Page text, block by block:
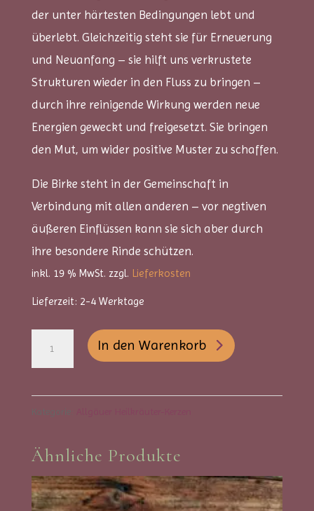
der unter härtesten Bedingungen lebt und
überlebt. Gleichzeitig steht sie für Erneuerung
und Neuanfang – sie hilft uns verkrustete
Strukturen wieder in den Fluss zu bringen –
durch ihre reinigende Wirkung werden neue
Energien geweckt und freigesetzt. Sie bringen
den Mut, um wider positive Muster zu schaffen.
Die Birke steht in der Gemeinschaft in
Verbindung mit allen anderen – vor negtiven
äußeren Einflüssen kann sie sich aber durch
ihre besondere Rinde schützen.
inkl. 19 % MwSt. zzgl. Lieferkosten
Lieferzeit: 2-4 Werktage
Heilkräuterkerze
Vertrauen
In den Warenkorb
A
a
t
Kategorie:
Ähnliche Produkte